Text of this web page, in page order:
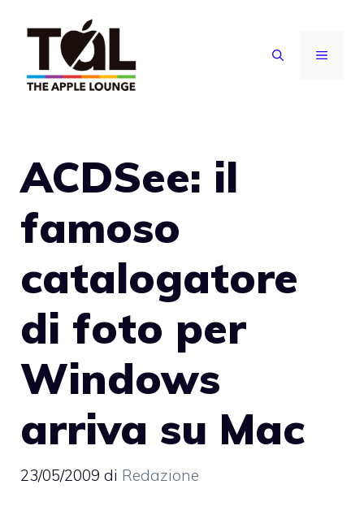
contenuto
MENU
ACDSee: il
famoso
catalogatore
di foto per
Windows
arriva su Mac
23/05/2009 di Redazione